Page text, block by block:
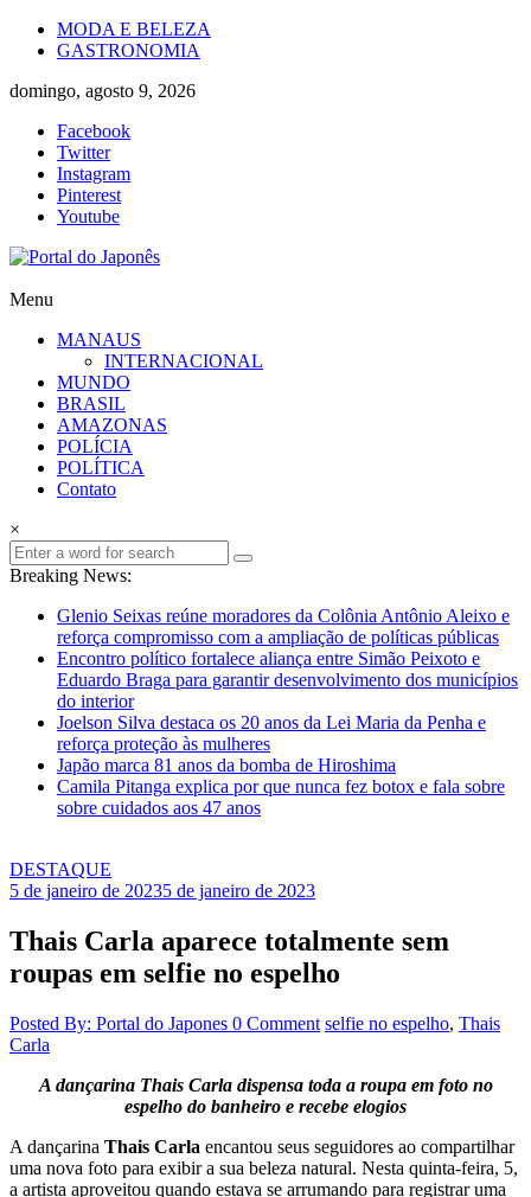
Skip
MODA E BELEZA
GASTRONOMIA
domingo, agosto 9, 2026
Facebook
Twitter
Instagram
Pinterest
Youtube
Portal
Japonês
Japão
mais
perto
Menu
MANAUS
INTERNACIONAL
MUNDO
BRASIL
AMAZONAS
POLÍCIA
POLÍTICA
Contato
×
Breaking News:
Glenio Seixas reúne moradores da Colônia Antônio Aleixo e
reforça compromisso com a ampliação de políticas públicas
Encontro político fortalece aliança entre Simão Peixoto e
Eduardo Braga para garantir desenvolvimento dos municípios
do interior
Joelson Silva destaca os 20 anos da Lei Maria da Penha e
reforça proteção às mulheres
Japão marca 81 anos da bomba de Hiroshima
Camila Pitanga explica por que nunca fez botox e fala sobre
sobre cuidados aos 47 anos
DESTAQUE
5 de janeiro de 20235 de janeiro de 2023
Thais Carla aparece totalmente sem
roupas em selfie no espelho
Posted By: Portal do Japones 0 Comment selfie no espelho, Thais
Carla
A dançarina Thais Carla dispensa toda a roupa em foto no
espelho do banheiro e recebe elogios
A dançarina Thais Carla encantou seus seguidores ao compartilhar
uma nova foto para exibir a sua beleza natural. Nesta quinta-feira, 5,
a artista aproveitou quando estava se arrumando para registrar uma